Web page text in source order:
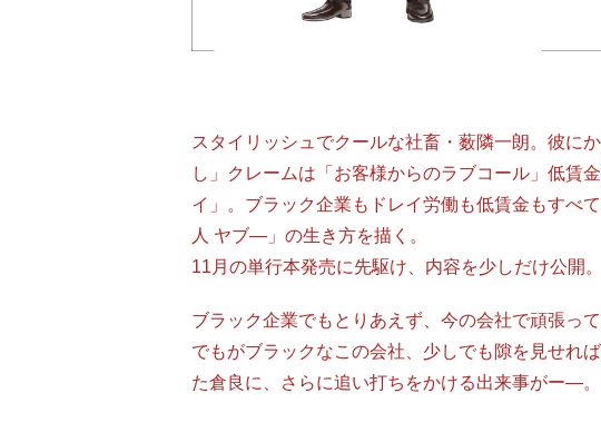
スタイリッシュでクールな社畜・薮隣一朗。彼に
し」クレームは「お客様からのラブコール」低賃
イ」。ブラック企業もドレイ労働も低賃金もすべ
人 ヤブ―」の生き方を描く。
11月の単行本発売に先駆け、内容を少しだけ公開。
ブラック企業でもとりあえず、今の会社で頑張っ
でもがブラックなこの会社、少しでも隙を見せれ
た倉良に、さらに追い打ちをかける出来事がー―。